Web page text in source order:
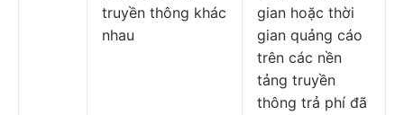
truyền thông khác
nhau
gian hoặc thời
gian quảng cáo
trên các nền
tảng truyền
thông trả phí đã